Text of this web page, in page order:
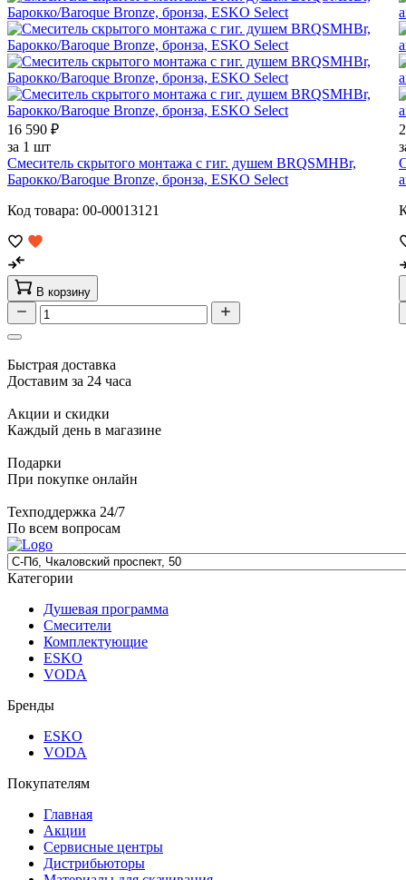
16 590 ₽
за 1 шт
Смеситель скрытого монтажа с гиг. душем BRQSMHBr,
Барокко/Baroque Bronze, бронза, ESKO Select
Код товара: 00-00013121
В корзину
Быстрая доставка
Доставим за 24 часа
Акции и скидки
Каждый день в магазине
Подарки
При покупке онлайн
Техподдержка 24/7
По всем вопросам
Категории
Душевая программа
Смесители
Комплектующие
ESKO
VODA
Бренды
ESKO
VODA
Покупателям
Главная
Акции
Сервисные центры
Дистрибьюторы